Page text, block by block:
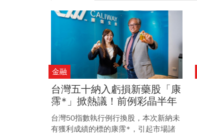
金融
台灣五十納入虧損新藥股「康
霈*」掀熱議！前例彩晶半年
即遭剔除，ETF編納是否應評
估獲利？
台灣50指數執行例行換股，本次新納未
有獲利成績的標的康霈*，引起市場諸